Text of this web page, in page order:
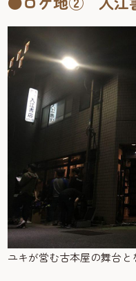
ユキが営む古本屋の舞台